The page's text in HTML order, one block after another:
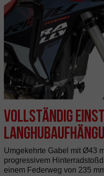
Vollständig
Umgekehrte Gabel mit Ø43
progressivem
einem Federweg von 235